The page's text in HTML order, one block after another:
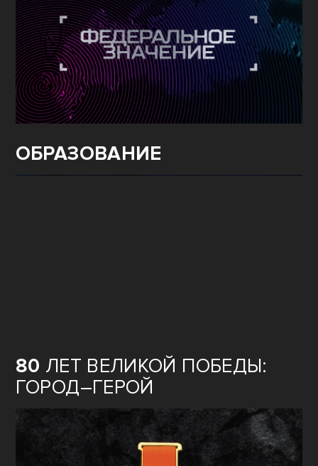
ОБРАЗОВАНИЕ
80 ЛЕТ ВЕЛИКОЙ ПОБЕДЫ:
ГОРОД–ГЕРОЙ